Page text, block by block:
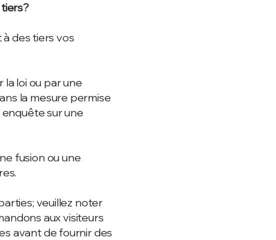
des tiers vos
loi ou par une
la mesure permise
enquête sur une
fusion ou une
veuillez noter
aux visiteurs
avant de fournir des